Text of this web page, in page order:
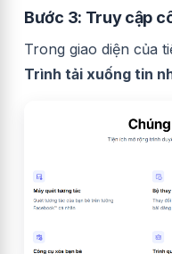
Bước 3: Truy cập
Trong giao diện của
Trình tải xuống tin